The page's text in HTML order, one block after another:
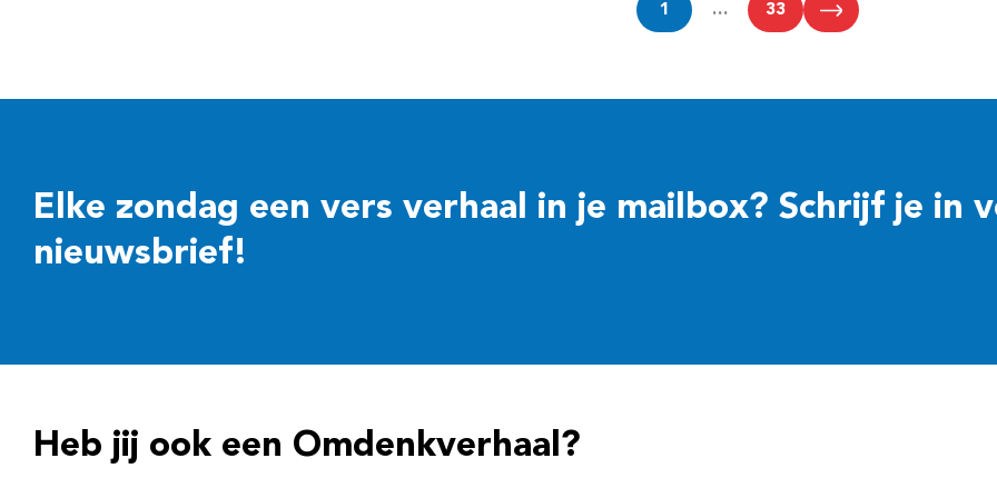
1 … 33
Elke zondag een vers verhaal in je mailbox? Schrijf je in
nieuwsbrief!
Heb jij ook een Omdenkverhaal?